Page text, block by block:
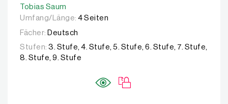
Tobias Saum
Umfang/Länge: 4 Seiten
Fächer: Deutsch
Stufen: 3. Stufe, 4. Stufe, 5. Stufe, 6. Stufe, 7. Stufe,
8. Stufe, 9. Stufe